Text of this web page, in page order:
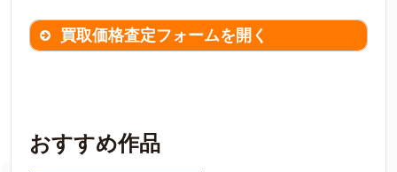
買取価格査定フォームを開く
※不明な項目は空欄で結構です。
▼
おすすめ作品